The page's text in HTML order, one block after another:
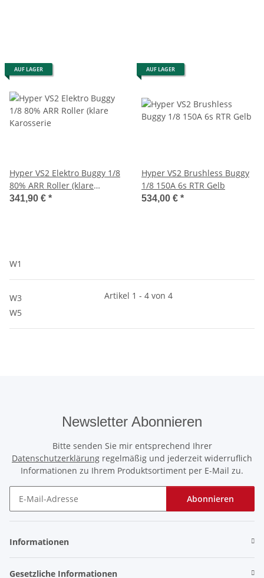
AUF LAGER
Hyper VS2 Elektro Buggy 1/8
80% ARR Roller (klare
Karosserie
341,90 € *
AUF LAGER
Hyper VS2 Brushless Buggy
1/8 150A 6s RTR Gelb
534,00 € *
W1
W3
Artikel 1 - 4 von 4
W5
Newsletter Abonnieren
Bitte senden Sie mir entsprechend Ihrer
Datenschutzerklärung regelmäßig und jederzeit widerruflich
Informationen zu Ihrem Produktsortiment per E-Mail zu.
Abonnieren
Informationen
Gesetzliche Informationen